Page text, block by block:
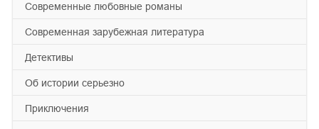
современные любовные романы
современная зарубежная литература
детективы
об истории серьезно
приключения